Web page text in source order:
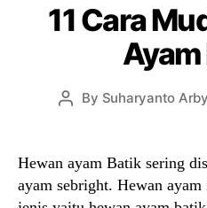
11 Cara
Post
By Suharyanto Arby
Hewan ayam Batik sering
ayam sebright. Hewan